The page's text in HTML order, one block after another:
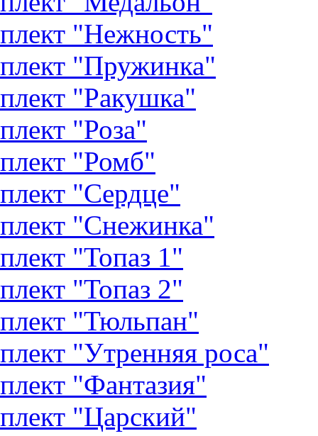
"Нежность"
"Пружинка"
"Ракушка"
"Роза"
"Ромб"
"Сердце"
"Снежинка"
"Топаз 1"
"Топаз 2"
"Тюльпан"
"Утренняя роса"
"Фантазия"
"Царский"